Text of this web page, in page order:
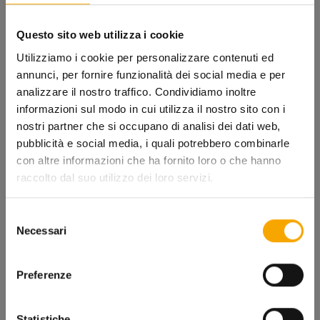
Questo sito web utilizza i cookie
Utilizziamo i cookie per personalizzare contenuti ed
annunci, per fornire funzionalità dei social media e per
analizzare il nostro traffico. Condividiamo inoltre
informazioni sul modo in cui utilizza il nostro sito con i
nostri partner che si occupano di analisi dei dati web,
pubblicità e social media, i quali potrebbero combinarle
con altre informazioni che ha fornito loro o che hanno
raccolto dal suo utilizzo dei loro servizi.
delNecessari
Preferenze
Casque EL'POP
Prix après remise
€ 89,99
Prix après remise
€ 89,99
Flux d'air
Prix après remise
€ 92,99
AirFlow